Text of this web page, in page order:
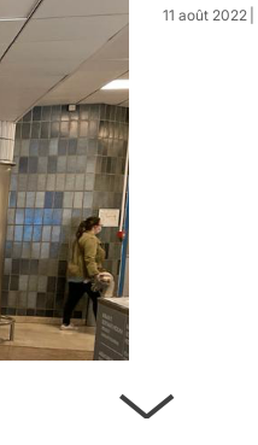
11 août 2022